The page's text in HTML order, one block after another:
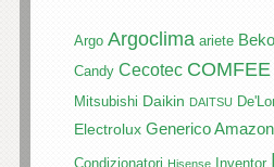
Argo Argoclima ariete Beko
Candy Cecotec COMFEE
Mitsubishi Daikin DAITSU
Electrolux Generico Amazon
Condizionatori Hisense Inventor